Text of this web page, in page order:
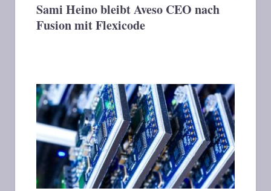
Sami Heino bleibt Aveso CEO nach
Fusion mit Flexicode